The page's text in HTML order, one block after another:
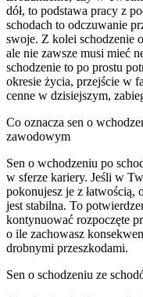
dół, to podstawa pracy z
schodach to odczuwanie
swoje. Z kolei schodzenie
ale nie zawsze musi mieć
schodzenie to po prostu
okresie życia, przejście w
cenne w dzisiejszym,
Co oznacza sen o
zawodowym
Sen o wchodzeniu po
w sferze kariery. Jeśli w
pokonujesz je z łatwością,
jest stabilna. To
kontynuować rozpoczęte
o ile zachowasz
drobnymi przeszkodami.
Sen o schodzeniu ze